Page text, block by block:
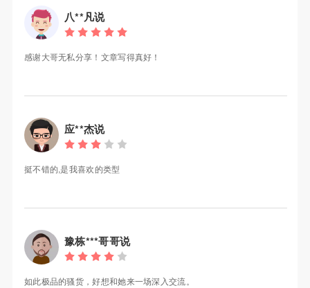
八**凡说
感谢大哥无私分享！文章写得真好！
应**杰说
挺不错的,是我喜欢的类型
豫栋***哥哥说
如此极品的骚货，好想和她来一场深入交流。